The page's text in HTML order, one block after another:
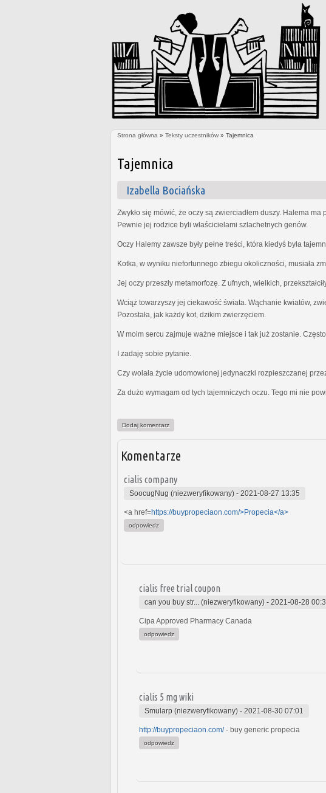
Strona główna » Teksty uczestników » Tajemnica
Tajemnica
Izabella Bociańska
Zwykło się mówić, że oczy są zwierciadłem duszy. Halema
Pewnie jej rodzice byli właścicielami szlachetnych genów.
Oczy Halemy zawsze były pełne treści, która kiedyś była
Kotka, w wyniku niefortunnego zbiegu okoliczności, musiała
Jej oczy przeszły metamorfozę. Z ufnych, wielkich,
Wciąż towarzyszy jej ciekawość świata. Wąchanie kwiatów,
Pozostała, jak każdy kot, dzikim zwierzęciem.
W moim sercu zajmuje ważne miejsce i tak już zostanie.
I zadaję sobie pytanie.
Czy wolała życie udomowionej jedynaczki rozpieszczanej
Za dużo wymagam od tych tajemniczych oczu. Tego mi nie
Dodaj komentarz
Komentarze
cialis company
SoocugNug (niezweryfikowany) - 2021-08-27 13:35
<a href=https://buypropeciaon.com/>Propecia</a>
odpowiedz
cialis free trial coupon
can you buy str... (niezweryfikowany) - 2021-08-28
Cipa Approved Pharmacy Canada
odpowiedz
cialis 5 mg wiki
Smularp (niezweryfikowany) - 2021-08-30 07:01
http://buypropeciaon.com/- buy generic propecia
odpowiedz